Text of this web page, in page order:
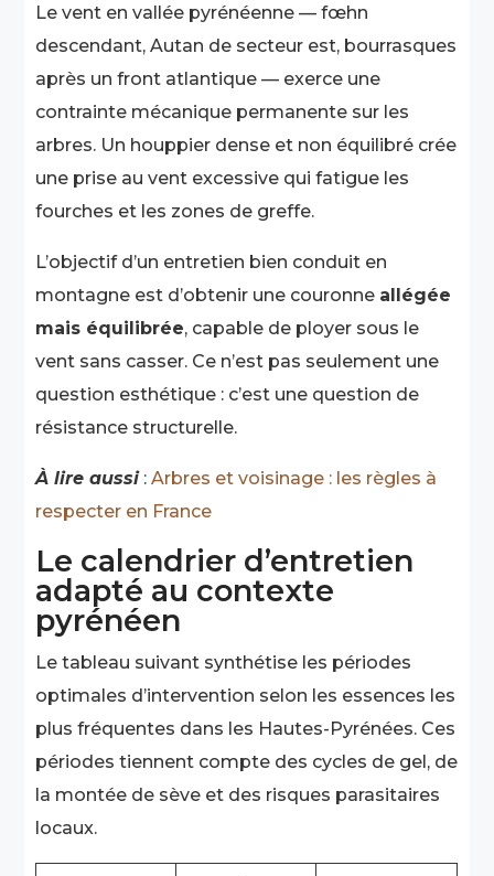
Le vent en vallée pyrénéenne — fœhn
descendant, Autan de secteur est, bourrasques
après un front atlantique — exerce une
contrainte mécanique permanente sur les
arbres. Un houppier dense et non équilibré crée
une prise au vent excessive qui fatigue les
fourches et les zones de greffe.
L’objectif d’un entretien bien conduit en
montagne est d’obtenir une couronne allégée
mais équilibrée, capable de ployer sous le
vent sans casser. Ce n’est pas seulement une
question esthétique : c’est une question de
résistance structurelle.
À lire aussi:Arbres et voisinage : les règles à
respecter en France
Le calendrier d’entretien
adapté au contexte
pyrénéen
Le tableau suivant synthétise les périodes
optimales d’intervention selon les essences les
plus fréquentes dans les Hautes-Pyrénées. Ces
périodes tiennent compte des cycles de gel, de
la montée de sève et des risques parasitaires
locaux.